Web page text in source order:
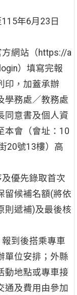
年6月23日
網站（https://a
）填寫完報
印，加蓋承辦
學務處／教務處
同意書及個人資
本會（會址：10
20號13樓）高
優先錄取首次
留候補名額(將依
則遞補)及最後核
到後搭乘專車
單位安排；外縣
動地點或專車接
通及費用由參加